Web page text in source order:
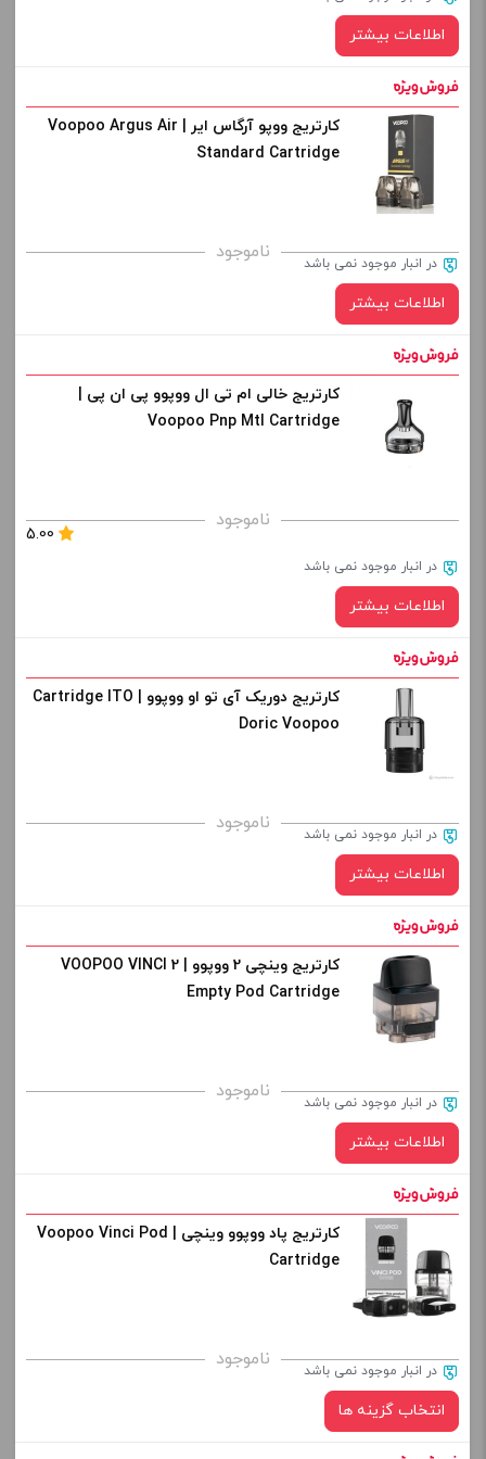
از کادر بالا انتخاب کنید.
+
افزودن به سبد خرید
اطلاعات بیشتر
کارتریج ووپو آرگاس ایر | Voopoo Argus Air
Standard Cartridge
ناموجود در انبار موجود نمی باشد
اطلاعات بیشتر
کارتریج خالی ام تی ال ووپوو پی ان پی |
Voopoo Pnp Mtl Cartridge
ناموجود
5.00
در انبار موجود نمی باشد
اطلاعات بیشتر
کارتریج دوریک آی تو او ووپوو | Cartridge ITO
Doric Voopoo
ناموجود در انبار موجود نمی باشد
اطلاعات بیشتر
کارتریج وینچی 2 ووپوو | VOOPOO VINCI 2
Empty Pod Cartridge
ناموجود در انبار موجود نمی باشد
اطلاعات بیشتر
کارتریج پاد ووپوو وینچی | Voopoo Vinci Pod
Cartridge
ناموجود در انبار موجود نمی باشد
انتخاب گزینه ها